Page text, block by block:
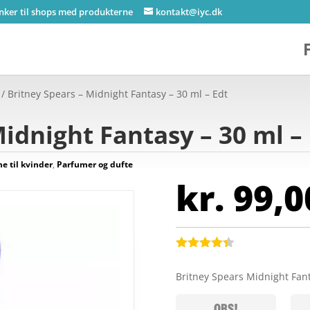
til shops med produkterne kontakt@iyc.dk
/ Britney Spears – Midnight Fantasy – 30 ml – Edt
Fantasy – 30 ml –
til kvinder, Parfumer og dufte
kr.
ud af 5
Britney Spears Midnight